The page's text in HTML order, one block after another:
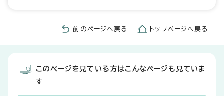
前のページへ戻る トップページへ戻る
このページを見ている方はこんなページも見ていま
す